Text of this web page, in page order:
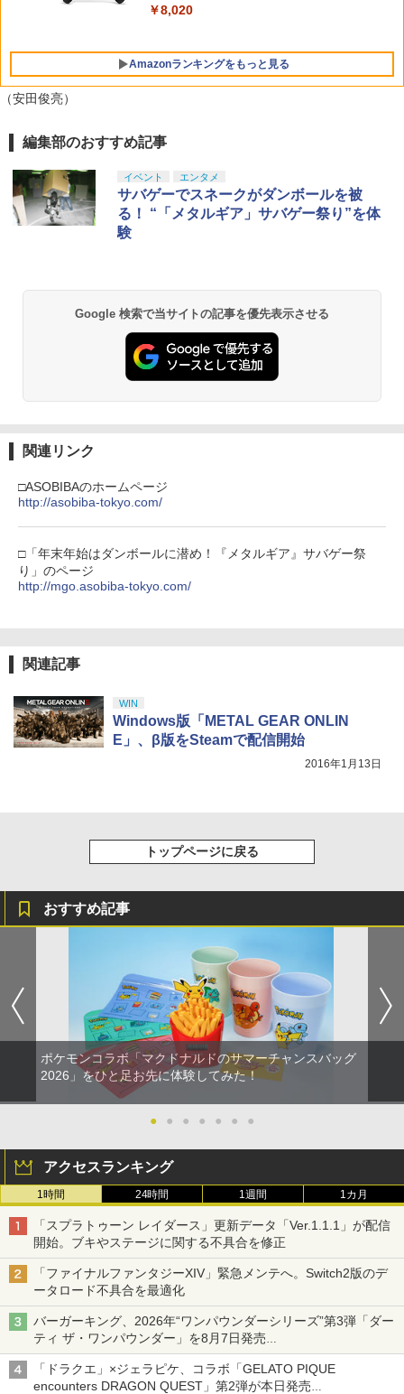
ト+【早期購入外付特典】DLCチラシ)
スパイク・チュンソフト 【封入特典付】
【PS5】Dune: Awakening （オンライ
￥5,420
ブラー+かるた+他) [ 吾峠呼世晴 ]
￥5,000
￥8,020
Amazonランキングをもっと見る
1
【Amazon.co.jp限定】劇場版モノノ怪
ナル三方背収納ケース付きコレクション)
(オリジナル特典:オリジナル巾着＋メー
カー特典:【坤と離】二振りの剣、十翼よ
り来たる！スタジオ描き下ろしイラスト
劇場版「鬼滅の刃」無限城編 第一章 猗
窩座再来 通常版 [Blu-ray]
￥3,964
￥3,523
4
劇場版「鬼滅の刃」無限城編 第一章 猗
5
【Amazon.co.jp限定】劇場版モノノ怪
第三章 蛇神 (オリジナル特典:オリジナル
巾着＋メーカー特典:【坤と離】二振りの
剣、十翼より来たる！スタジオ描き下ろ
（安田俊亮）
編集部のおすすめ記事
イベント エンタメ
サバゲーでスネークがダンボールを被
る！ “「メタルギア」サバゲー祭り”を体
験
Google 検索で当サイトの記事を優先表示させる
関連リンク
□ASOBIBAのホームページ
http://asobiba-tokyo.com/
□「年末年始はダンボールに潜め！『メタルギア』サバゲー祭
り」のページ
http://mgo.asobiba-tokyo.com/
関連記事
WIN
Windows版「METAL GEAR ONLIN
E」、β版をSteamで配信開始
2016年1月13日
トップページに戻る
おすすめ記事
ポケモンコラボ「マクドナルドのサマーチャンスバッグ
2026」をひと足お先に体験してみた！
● ● ● ● ● ● ●
アクセスランキング
1時間 24時間 1週間 1カ月
「スプラトゥーン レイダース」更新データ「Ver.1.1.1」が配信
開始。ブキやステージに関する不具合を修正
「ファイナルファンタジーXIV」緊急メンテへ。Switch2版のデ
ータロード不具合を最適化
バーガーキング、2026年“ワンパウンダーシリーズ”第3弾「ダー
ティ ザ・ワンパウンダー」を8月7日発売
「特製ガーリックマヨソース」を使用した超大型チーズバーガー
「ドラクエ」×ジェラピケ、コラボ「GELATO PIQUE
encounters DRAGON QUEST」第2弾が本日発売